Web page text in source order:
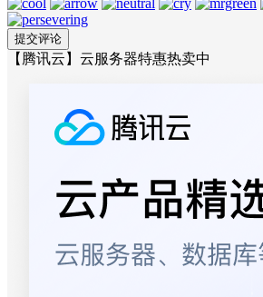
【腾讯云】云服务器特惠热卖中